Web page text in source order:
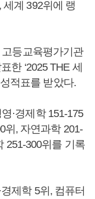
계 392위에 랭
등교육평가기관
한 ‘2025 THE 세
적표를 받았다.
·경제학 151-175
위, 자연과학 201-
251-300위를 기록
제학 5위, 컴퓨터